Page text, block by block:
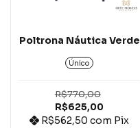
Poltrona Náutica Verde
Único
R$770,00
R$625,00
R$562,50com Pix